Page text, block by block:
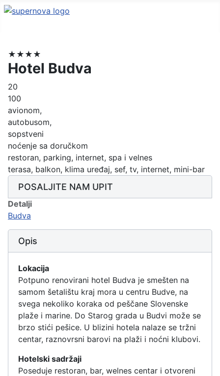
★★★★
Hotel Budva
20
100
avionom,
autobusom,
sopstveni
noćenje sa doručkom
restoran, parking, internet, spa i velnes
terasa, balkon, klima uređaj, sef, tv, internet, mini-bar
POSALJITE NAM UPIT
Detalji
Budva
Opis
Lokacija
Potpuno renovirani hotel Budva je smešten na
samom šetalištu kraj mora u centru Budve, na
svega nekoliko koraka od peščane Slovenske
plaže i marine. Do Starog grada u Budvi može se
brzo stići pešice. U blizini hotela nalaze se tržni
centar, raznovrsni barovi na plaži i noćni klubovi.
Hotelski sadržaji
Poseduje restoran, bar, welnes centar i otvoreni